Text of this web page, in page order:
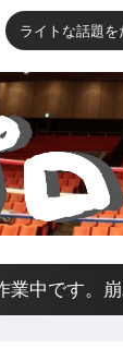
ライトな話題
業中です。